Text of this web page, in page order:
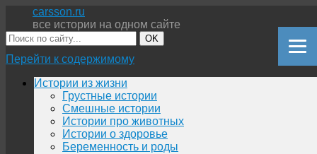
carsson.ru
все истории на одном сайте
OK
Перейти к содержимому
Истории из жизни
Грустные истории
Смешные истории
Истории про животных
Истории о здоровье
Беременность и роды